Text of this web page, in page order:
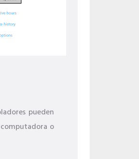
pueden
o